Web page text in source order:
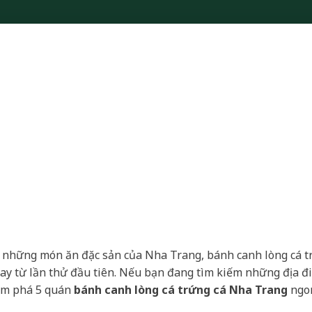
món ăn đặc sản của Nha Trang, bánh canh lòng
từ lần thử đầu tiên. Nếu bạn đang tìm kiếm những địa
phá 5 quán bánh canh lòng cá trứng cá Nha Trang